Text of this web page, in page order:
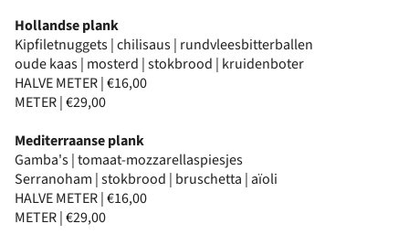
Hollandse plank
Kipfiletnuggets | chilisaus | rundvleesbitterballen
oude kaas | mosterd | stokbrood | kruidenboter
HALVE METER | €16,00
METER | €29,00
Mediterraanse plank
Gamba's | tomaat-mozzarellaspiesjes
Serranoham | stokbrood | bruschetta | aïoli
HALVE METER | €16,00
METER | €29,00